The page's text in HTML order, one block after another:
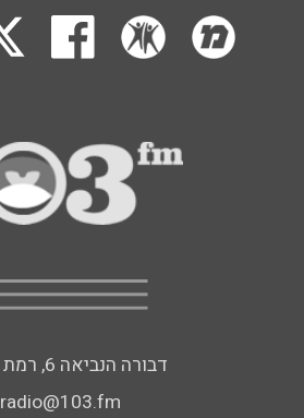
דבורה הנביאה 6, רמת השרון
radio@103.fm